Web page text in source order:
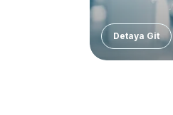
Detaya Git